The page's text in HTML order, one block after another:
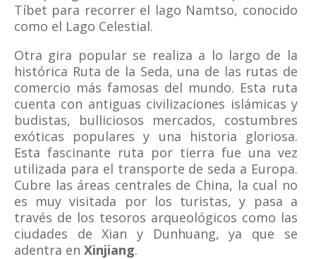
Tíbet para recorrer el lago Namtso, conocido
como el Lago Celestial.
Otra gira popular se realiza a lo largo de la
histórica Ruta de la Seda, una de las rutas de
comercio más famosas del mundo. Esta ruta
cuenta con antiguas civilizaciones islámicas y
budistas, bulliciosos mercados, costumbres
exóticas populares y una historia gloriosa.
Esta fascinante ruta por tierra fue una vez
utilizada para el transporte de seda a Europa.
Cubre las áreas centrales de China, la cual no
es muy visitada por los turistas, y pasa a
través de los tesoros arqueológicos como las
ciudades de Xian y Dunhuang, ya que se
adentra en Xinjiang.